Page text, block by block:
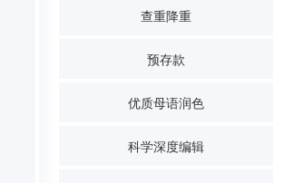
查重降重
预存款
优质母语润色
科学深度编辑